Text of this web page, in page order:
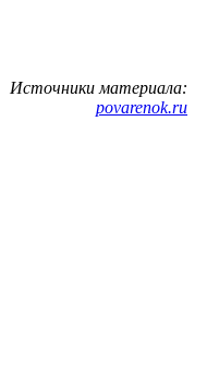
Источники материала:
povarenok.ru